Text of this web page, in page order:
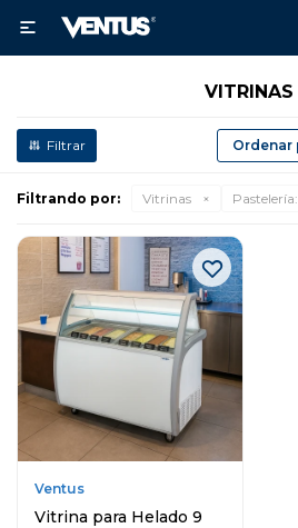

VITRINAS
Filtrando por: Vitrinas Pastelería:
Ventus
Vitrina para Helado 9